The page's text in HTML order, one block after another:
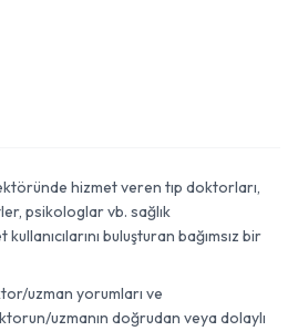
hizmet veren tıp doktorları,
psikologlar vb. sağlık
buluşturan bağımsız bir
uzman yorumları ve
uzmanın doğrudan veya dolaylı